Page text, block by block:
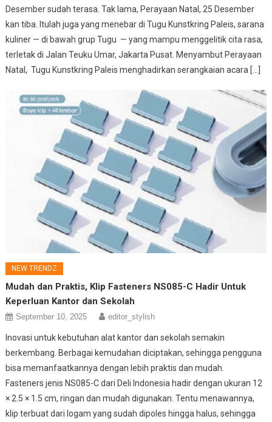
Desember sudah terasa. Tak lama, Perayaan Natal, 25 Desember
kan tiba. Itulah juga yang menebar di Tugu Kunstkring Paleis, sarana
kuliner — di bawah grup Tugu — yang mampu menggelitik cita rasa,
terletak di Jalan Teuku Umar, Jakarta Pusat. Menyambut Perayaan
Natal, Tugu Kunstkring Paleis menghadirkan serangkaian acara […]
NEW TRENDZ
Mudah dan Praktis, Klip Fasteners NS085-C Hadir Untuk
Keperluan Kantor dan Sekolah
September 10, 2025 editor_stylish
Inovasi untuk kebutuhan alat kantor dan sekolah semakin
berkembang. Berbagai kemudahan diciptakan, sehingga pengguna
bisa memanfaatkannya dengan lebih praktis dan mudah.
Fasteners jenis NS085-C dari Deli Indonesia hadir dengan ukuran 12
× 2.5 × 1.5 cm, ringan dan mudah digunakan. Tentu menawannya,
klip terbuat dari logam yang sudah dipoles hingga halus, sehingga